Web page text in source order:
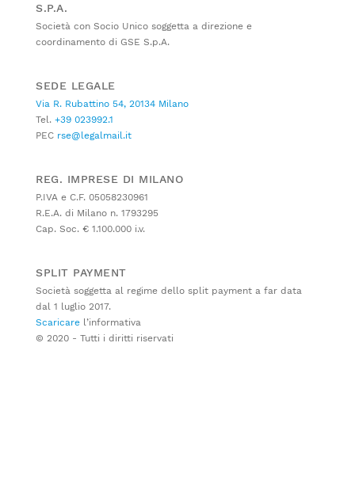
S.P.A.
Società con Socio Unico soggetta a direzione e
coordinamento di GSE S.p.A.
SEDE LEGALE
Via R. Rubattino 54, 20134 Milano
Tel. +39 023992.1
PEC rse@legalmail.it
REG. IMPRESE DI MILANO
P.IVA e C.F. 05058230961
R.E.A. di Milano n. 1793295
Cap. Soc. € 1.100.000 i.v.
SPLIT PAYMENT
Società soggetta al regime dello split payment a far data
dal 1 luglio 2017.
Scaricare l’informativa
© 2020 - Tutti i diritti riservati